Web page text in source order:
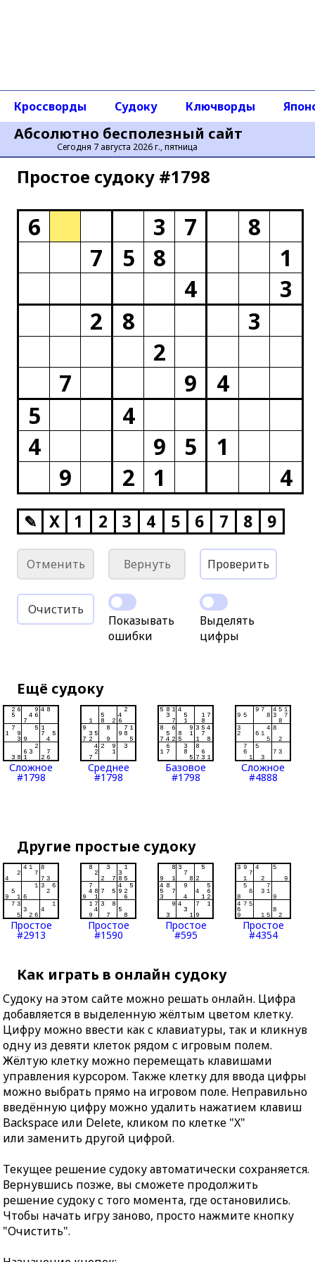
Абсолютно бесполезный сайт
Сегодня 7 августа 2026 г., пятница
Кроссворды Судоку Ключворды
Простое cудоку #1798
6 3 7
8
7
5 8
1
4
3
2
8
3
2
7
9
4
5
4
4
9 5
1
9
2 1 4
✎ X 1 2 3 4 5 6 7 8 9
Отменить Вернуть Проверить
Очистить
Показывать
ошибки
Выделять
цифры
Ещё судоку
Сложное
#1798
Среднее
#1798
Базовое
#1798
Сложное
#4888
Другие простые судоку
Простое
#2913
Простое
#1590
Простое
#595
Простое
#4354
Как играть в онлайн судоку
Судоку на этом сайте можно решать онлайн. Цифра
добавляется в выделенную жёлтым цветом клетку.
Цифру можно ввести как с клавиатуры, так и кликнув
одну из девяти клеток рядом с игровым полем.
Жёлтую клетку можно перемещать клавишами
управления курсором. Также клетку для ввода цифры
можно выбрать прямо на игровом поле. Неправильно
введённую цифру можно удалить нажатием клавиш
Backspace или Delete, кликом по клетке "X"
или заменить другой цифрой.
Текущее решение судоку автоматически сохраняется.
Вернувшись позже, вы сможете продолжить
решение судоку с того момента, где остановились.
Чтобы начать игру заново, просто нажмите кнопку
"Очистить".